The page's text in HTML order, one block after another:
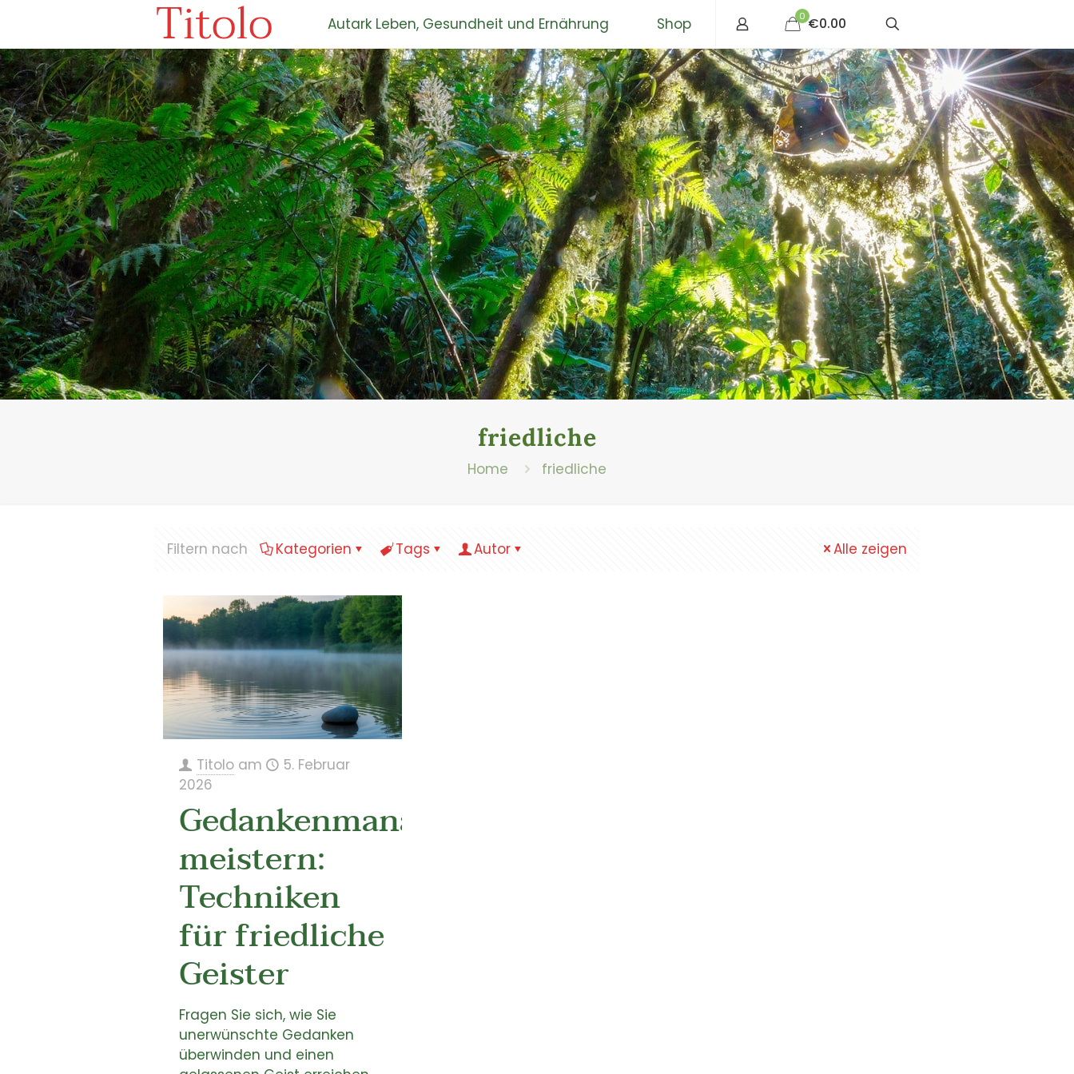
Titolo Autark Leben, Gesundheit und Ernährung Shop 0 €0.00
friedliche
Home friedliche
Filtern nach Kategorien Tags Autor Alle zeigen
Titolo am
5. Februar
2026
Gedankenmanagement
meistern:
Techniken
für friedliche
Geister
Fragen Sie sich, wie Sie
unerwünschte Gedanken
überwinden und einen